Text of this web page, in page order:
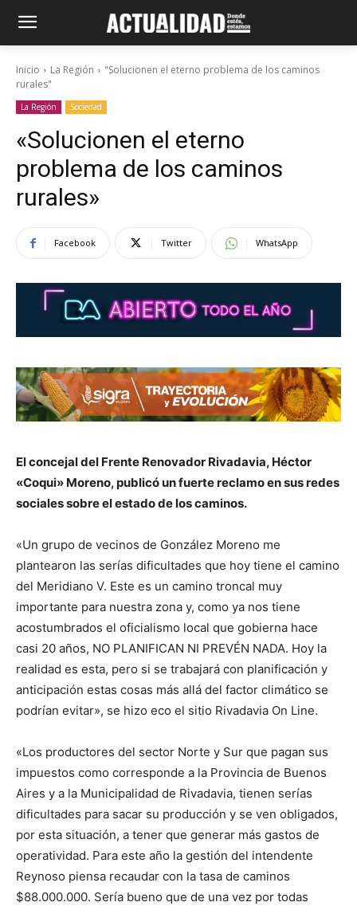
Inicio La Región
"Solucionen el eterno problema de los caminos
rurales"
La Región Sociedad
«Solucionen el eterno
problema de los caminos
rurales»
Facebook Twitter WhatsApp
El concejal del Frente Renovador Rivadavia, Héctor
«Coqui» Moreno, publicó un fuerte reclamo en sus redes
sociales sobre el estado de los caminos.
«Un grupo de vecinos de González Moreno me
plantearon las serías dificultades que hoy tiene el camino
del Meridiano V. Este es un camino troncal muy
importante para nuestra zona y, como ya nos tiene
acostumbrados el oficialismo local que gobierna hace
casi 20 años, NO PLANIFICAN NI PREVÉN NADA. Hoy la
realidad es esta, pero si se trabajará con planificación y
anticipación estas cosas más allá del factor climático se
podrían evitar», se hizo eco el sitio Rivadavia On Line.
«Los productores del sector Norte y Sur que pagan sus
impuestos como corresponde a la Provincia de Buenos
Aires y a la Municipalidad de Rivadavia, tienen serías
dificultades para sacar su producción y se ven obligados,
por esta situación, a tener que generar más gastos de
operatividad. Para este año la gestión del intendente
Reynoso piensa recaudar con la tasa de caminos
$88.000.000. Sería bueno que de una vez por todas